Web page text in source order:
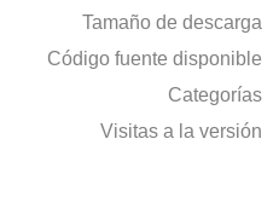
Tamaño de descarga
Código fuente disponible
Categorías
Visitas a la versión